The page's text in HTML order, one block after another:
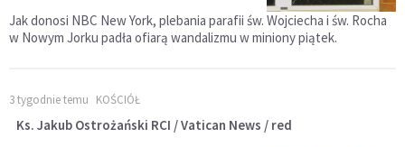
Jak donosi NBC New York, plebania parafii św. Wojciecha i św. Rocha
w Nowym Jorku padła ofiarą wandalizmu w miniony piątek.
3 tygodnie temu KOŚCIÓŁ
Ks. Jakub Ostrożański RCI / Vatican News / red